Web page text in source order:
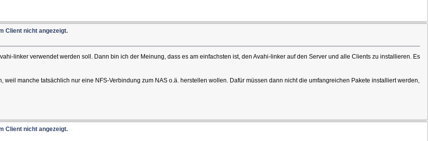
Client nicht angezeigt.
linker verwendet werden soll. Dann bin ich der Meinung, dass es am einfachsten ist, den Avahi-linker auf den Server und alle Clients zu installieren. Es
manche tatsächlich nur eine NFS-Verbindung zum NAS o.ä. herstellen wollen. Dafür müssen dann nicht die umfangreichen Pakete installiert werden,
Client nicht angezeigt.